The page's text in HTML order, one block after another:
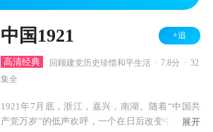
中国1921 +追
高清经典 回顾建党历史珍惜和平生活 7.8分
32
集全
1921年7月底，浙江，嘉兴，南湖。随着“中国共
产党万岁”的低声欢呼，一个在日后改变中国、改
展开